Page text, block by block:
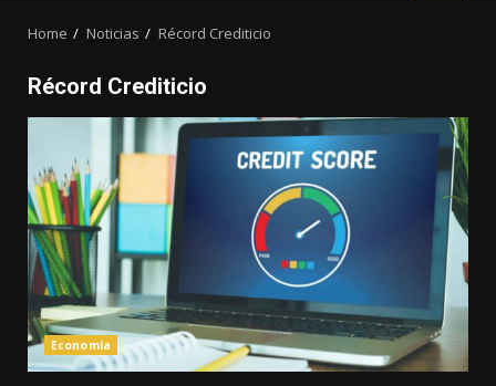
Home Noticias Récord Crediticio
Récord Crediticio
Economía